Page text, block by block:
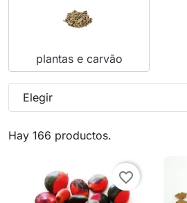
plantas e carvão
Hay 166 productos.
Elegir
favorite_border